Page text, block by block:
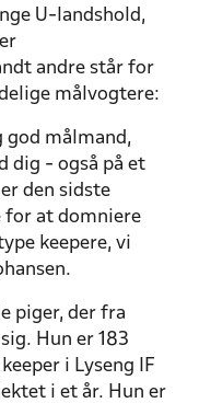
U-landshold,
andre står for
målvogtere:
god målmand,
dig - også på et
den sidste
for at domniere
keepere, vi
piger, der fra
Hun er 183
i Lyseng IF
i et år. Hun er